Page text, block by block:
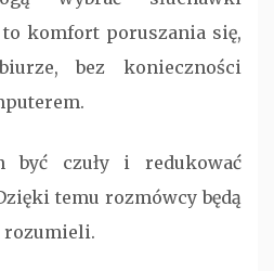
to komfort poruszania się,
bez konieczności
być czuły i redukować
temu rozmówcy będą
rozumieli.